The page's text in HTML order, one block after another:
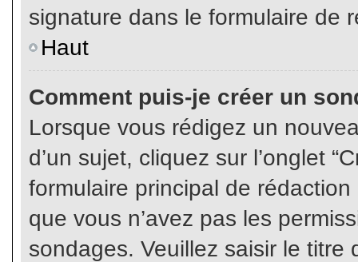
signature dans le formulaire de
Haut
Comment puis-je créer un
Lorsque vous rédigez un
d’un sujet, cliquez sur l’onglet
formulaire principal de
que vous n’avez pas les
sondages. Veuillez saisir le